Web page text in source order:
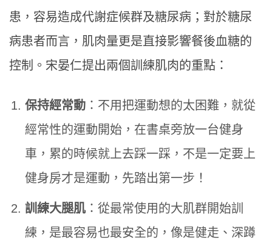
患，容易造成代謝症候群及糖尿病；對於糖尿
病患者而言，肌肉量更是直接影響餐後血糖的
控制。宋晏仁提出兩個訓練肌肉的重點：
保持經常動 ：不用把運動想的太困難，就從
經常性的運動開始，在書桌旁放一台健身
車，累的時候就上去踩一踩，不是一定要上
健身房才是運動，先踏出第一步！
訓練大腿肌 ：從最常使用的大肌群開始訓
練，是最容易也最安全的，像是健走、深蹲